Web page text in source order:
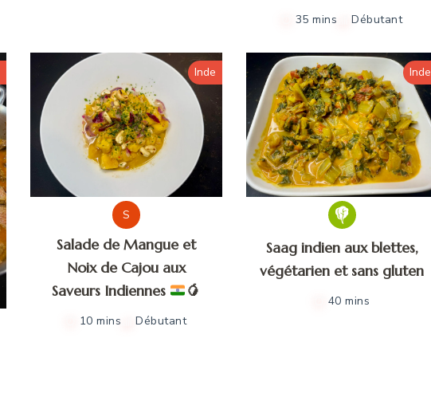
35 mins Débutant
Inde
S
Salade de Mangue et
Noix de Cajou aux
Saveurs Indiennes
🥭
10 mins Débutant
Inde
Saag indien aux blettes,
végétarien et sans gluten
40 mins